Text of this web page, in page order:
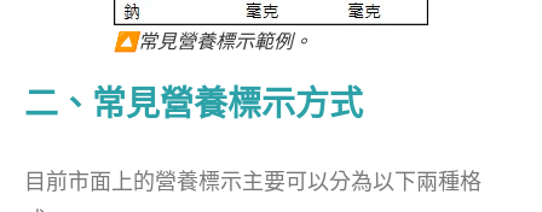
🔼常見營養標示範例。
二、常見營養標示方式
目前市面上的營養標示主要可以分為以下兩種格